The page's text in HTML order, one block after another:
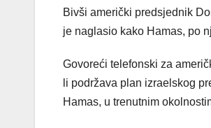
Bivši američki predsjednik
je naglasio kako Hamas, po
Govoreći telefonski za
li podržava plan izraelskog
Hamas, u trenutnim